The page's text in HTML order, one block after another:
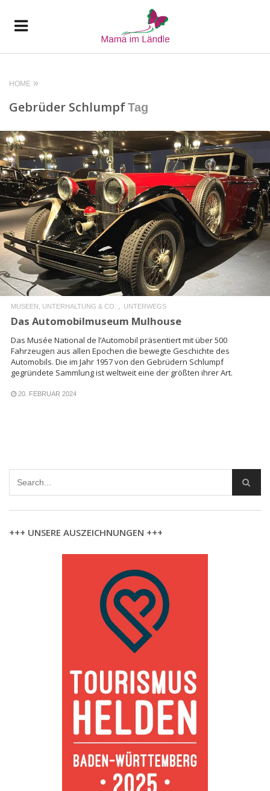
HOME
Gebrüder SchlumpfTag
READ MORE
MUSEEN, UNTERHALTUNG & CO. UNTERWEGS
Das Automobilmuseum Mulhouse
Das Musée National de l’Automobil präsentiert mit über 500
Fahrzeugen aus allen Epochen die bewegte Geschichte des
Automobils. Die im Jahr 1957 von den Gebrüdern Schlumpf
gegründete Sammlung ist weltweit eine der größten ihrer Art.
20. FEBRUAR 2024
+++ UNSERE AUSZEICHNUNGEN +++